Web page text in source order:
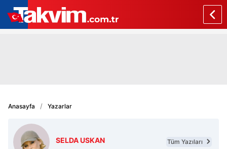
Anasayfa Yazarlar
SELDA USKAN Tüm Yazıları